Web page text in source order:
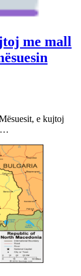
me mall
e kujtoj